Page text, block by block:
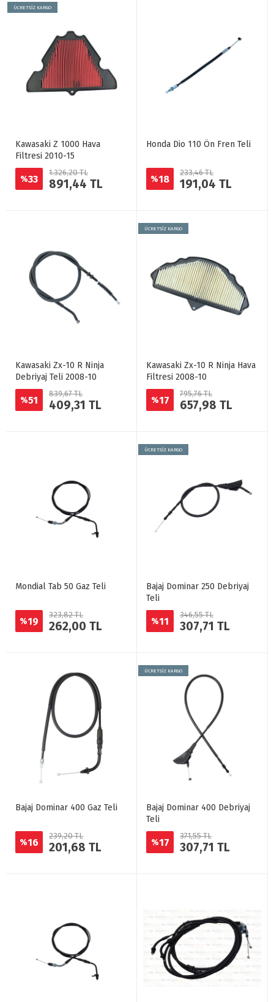
ÜCRETSİZ KARGO
Kawasaki Z 1000 Hava
Filtresi 2010-15
%33
1.326,20 TL
891,44 TL
Honda Dio 110 Ön Fren Teli
%18
233,46 TL
191,04 TL
Kawasaki Zx-10 R Ninja
Debriyaj Teli 2008-10
%51
839,67 TL
409,31 TL
ÜCRETSİZ KARGO
Kawasaki Zx-10 R Ninja Hava
Filtresi 2008-10
%17
795,76 TL
657,98 TL
Mondial Tab 50 Gaz Teli
%19
323,82 TL
262,00 TL
ÜCRETSİZ KARGO
Bajaj Dominar 250 Debriyaj
Teli
%11
346,55 TL
307,71 TL
Bajaj Dominar 400 Gaz Teli
%16
239,20 TL
201,68 TL
ÜCRETSİZ KARGO
Bajaj Dominar 400 Debriyaj
Teli
%17
371,55 TL
307,71 TL